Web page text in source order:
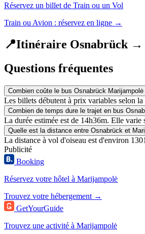
Réservez un billet de Train ou un Vol
Train ou Avion : réservez en ligne →
📍Itinéraire Osnabrück
Questions fréquentes
Combien coûte le bus Osnabrück Marijampolė
Les billets débutent à prix variables selon
Combien de temps dure le trajet en bus
La durée estimée est de 14h36m. Elle
Quelle est la distance entre Osnabrück et
La distance à vol d'oiseau est d'environ
Publicité
Booking
Réservez votre hôtel à Marijampolė
Trouvez votre hébergement →
GetYourGuide
Trouvez une activité à Marijampolė